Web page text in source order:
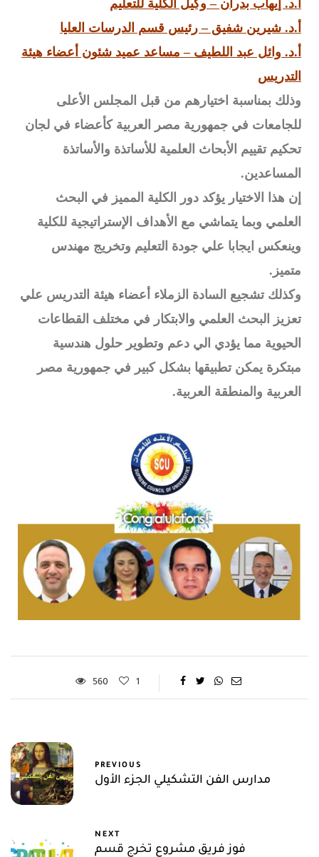
أ.د. إيهاب بدران – وكيل الكلية للتعليم
أ.د. شيرين شفيق – رئيس قسم الدرسات العليا
أ.د. وائل عبد اللطيف – مساعد عميد شئون أعضاء هيئة
التدريس
وذلك بمناسبة اختيارهم من قبل المجلس الأعلى
للجامعات في جمهورية مصر العربية كأعضاء في لجان
تحكيم تقييم الأبحاث العلمية للأساتذة والأساتذة
المساعدين.
إن هذا الاختيار يؤكد دور الكلية المميز في البحث
العلمي وبما يتماشي مع الأهداف الإستراتيجية للكلية
وينعكس ايجابا علي جودة التعليم وتخريج مهندس
متميز.
وكذلك تشجيع السادة الزملاء أعضاء هيئة التدريس علي
تعزيز البحث العلمي والابتكار في مختلف القطاعات
الحيوية مما يؤدي الي دعم وتطوير حلول هندسية
مبتكرة يمكن تطبيقها بشكل كبير في جمهورية مصر
العربية والمنطقة العربية.
560 1
PREVIOUS
مدارس الفن التشكيلي الجزء الأول
NEXT
فوز فريق مشروع تخرج قسم